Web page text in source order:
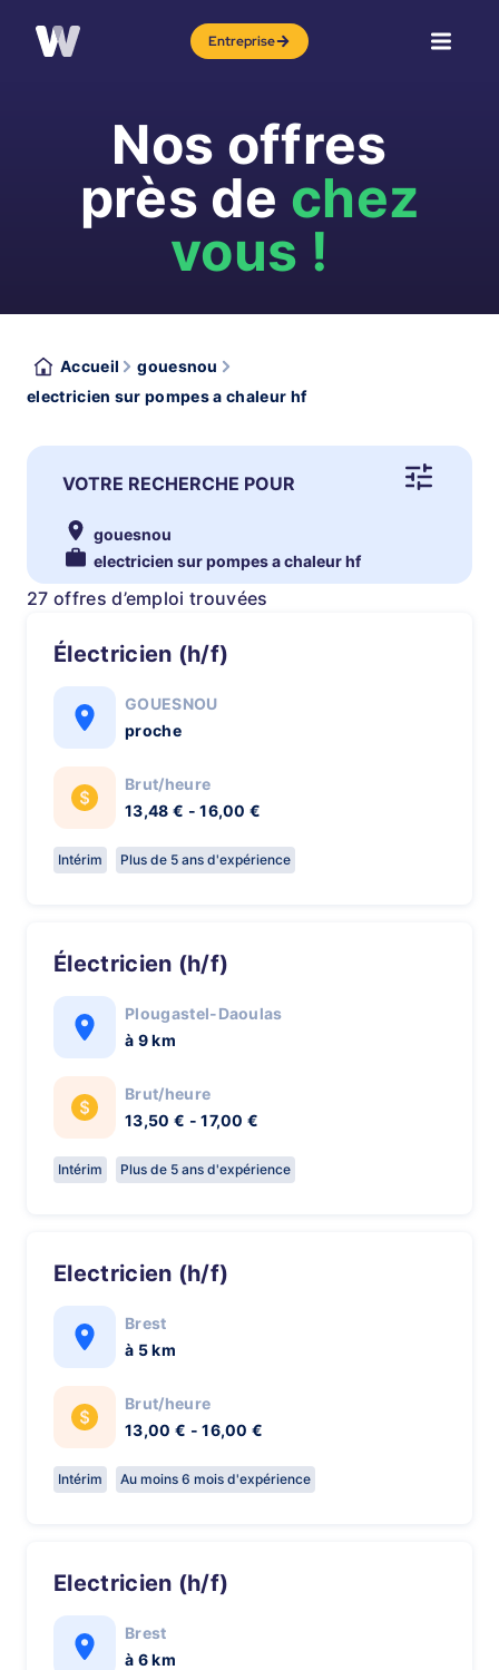
Entreprise
Nos offres
près de chez
vous !
Accueil
gouesnou
electricien sur pompes a chaleur hf
VOTRE RECHERCHE POUR
gouesnou
electricien sur pompes a chaleur hf
27 offres d’emploi trouvées
Électricien (h/f)
GOUESNOU
proche
Brut/heure
13,48 € - 16,00 €
Intérim Plus de 5 ans d'expérience
Électricien (h/f)
Plougastel-Daoulas
à 9 km
Brut/heure
13,50 € - 17,00 €
Intérim Plus de 5 ans d'expérience
Electricien (h/f)
Brest
à 5 km
Brut/heure
13,00 € - 16,00 €
Intérim Au moins 6 mois d'expérience
Electricien (h/f)
Brest
à 6 km